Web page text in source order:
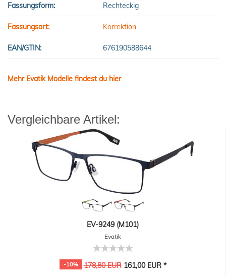
Fassungsform: Rechteckig
Fassungsart: Korrektion
EAN/GTIN: 676190588644
Mehr Evatik Modelle findest du hier
Vergleichbare Artikel:
EV-9249 (M101)
Evatik
-10% 178,80 EUR161,00 EUR *